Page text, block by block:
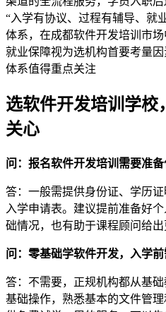
“入学有协议、过程有辅导、就
体系，在成都软件开发培训市
就业保障视为选机构首要考量
体系值得重点关注
选软件开发培训学校
关心
问：报名软件开发培训需要准备
答：一般需提供身份证、学历
入学申请表。建议提前准备好
础情况，也有助于课程顾问给
问：零基础学软件开发，入学前
答：不需要，正规机构都从基
基础操作，熟悉基本的文件管